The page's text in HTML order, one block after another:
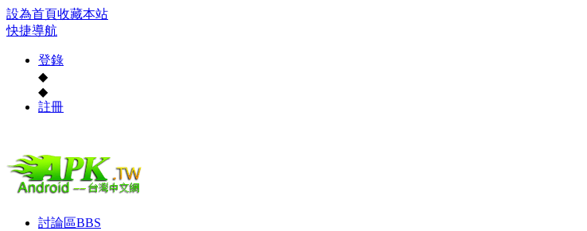
設為首頁收藏本站
快捷導航
登錄
◆
◆
註冊
討論區BBS